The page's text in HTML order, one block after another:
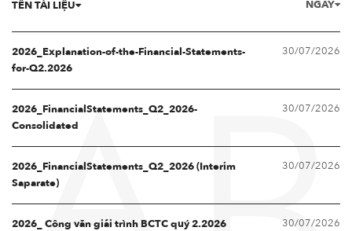
TÊN TÀI LIỆU NGÀY
2026_Explanation-of-the-Financial-Statements-
for-Q2.2026
30/07/2026
2026_FinancialStatements_Q2_2026-
Consolidated
30/07/2026
2026_FinancialStatements_Q2_2026 (Interim
Saparate)
30/07/2026
2026_ Công văn giải trình BCTC quý 2.2026 30/07/2026